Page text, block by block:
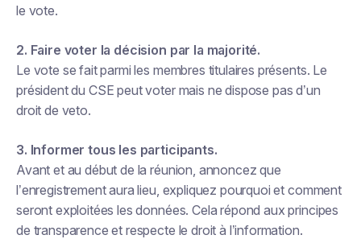
le vote.
2. Faire voter la décision par la majorité.
Le vote se fait parmi les membres titulaires présents. Le
président du CSE peut voter mais ne dispose pas d’un
droit de veto.
3. Informer tous les participants.
Avant et au début de la réunion, annoncez que
l’enregistrement aura lieu, expliquez pourquoi et comment
seront exploitées les données. Cela répond aux principes
de transparence et respecte le droit à l’information.